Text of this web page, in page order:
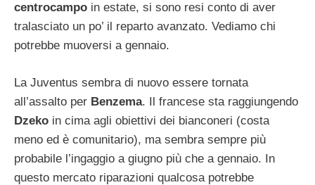
centrocampo in estate, si sono resi conto di aver
tralasciato un po’ il reparto avanzato. Vediamo chi
potrebbe muoversi a gennaio.
La Juventus sembra di nuovo essere tornata
all’assalto per Benzema. Il francese sta raggiungendo
Dzeko in cima agli obiettivi dei bianconeri (costa
meno ed è comunitario), ma sembra sempre più
probabile l’ingaggio a giugno più che a gennaio. In
questo mercato riparazioni qualcosa potrebbe